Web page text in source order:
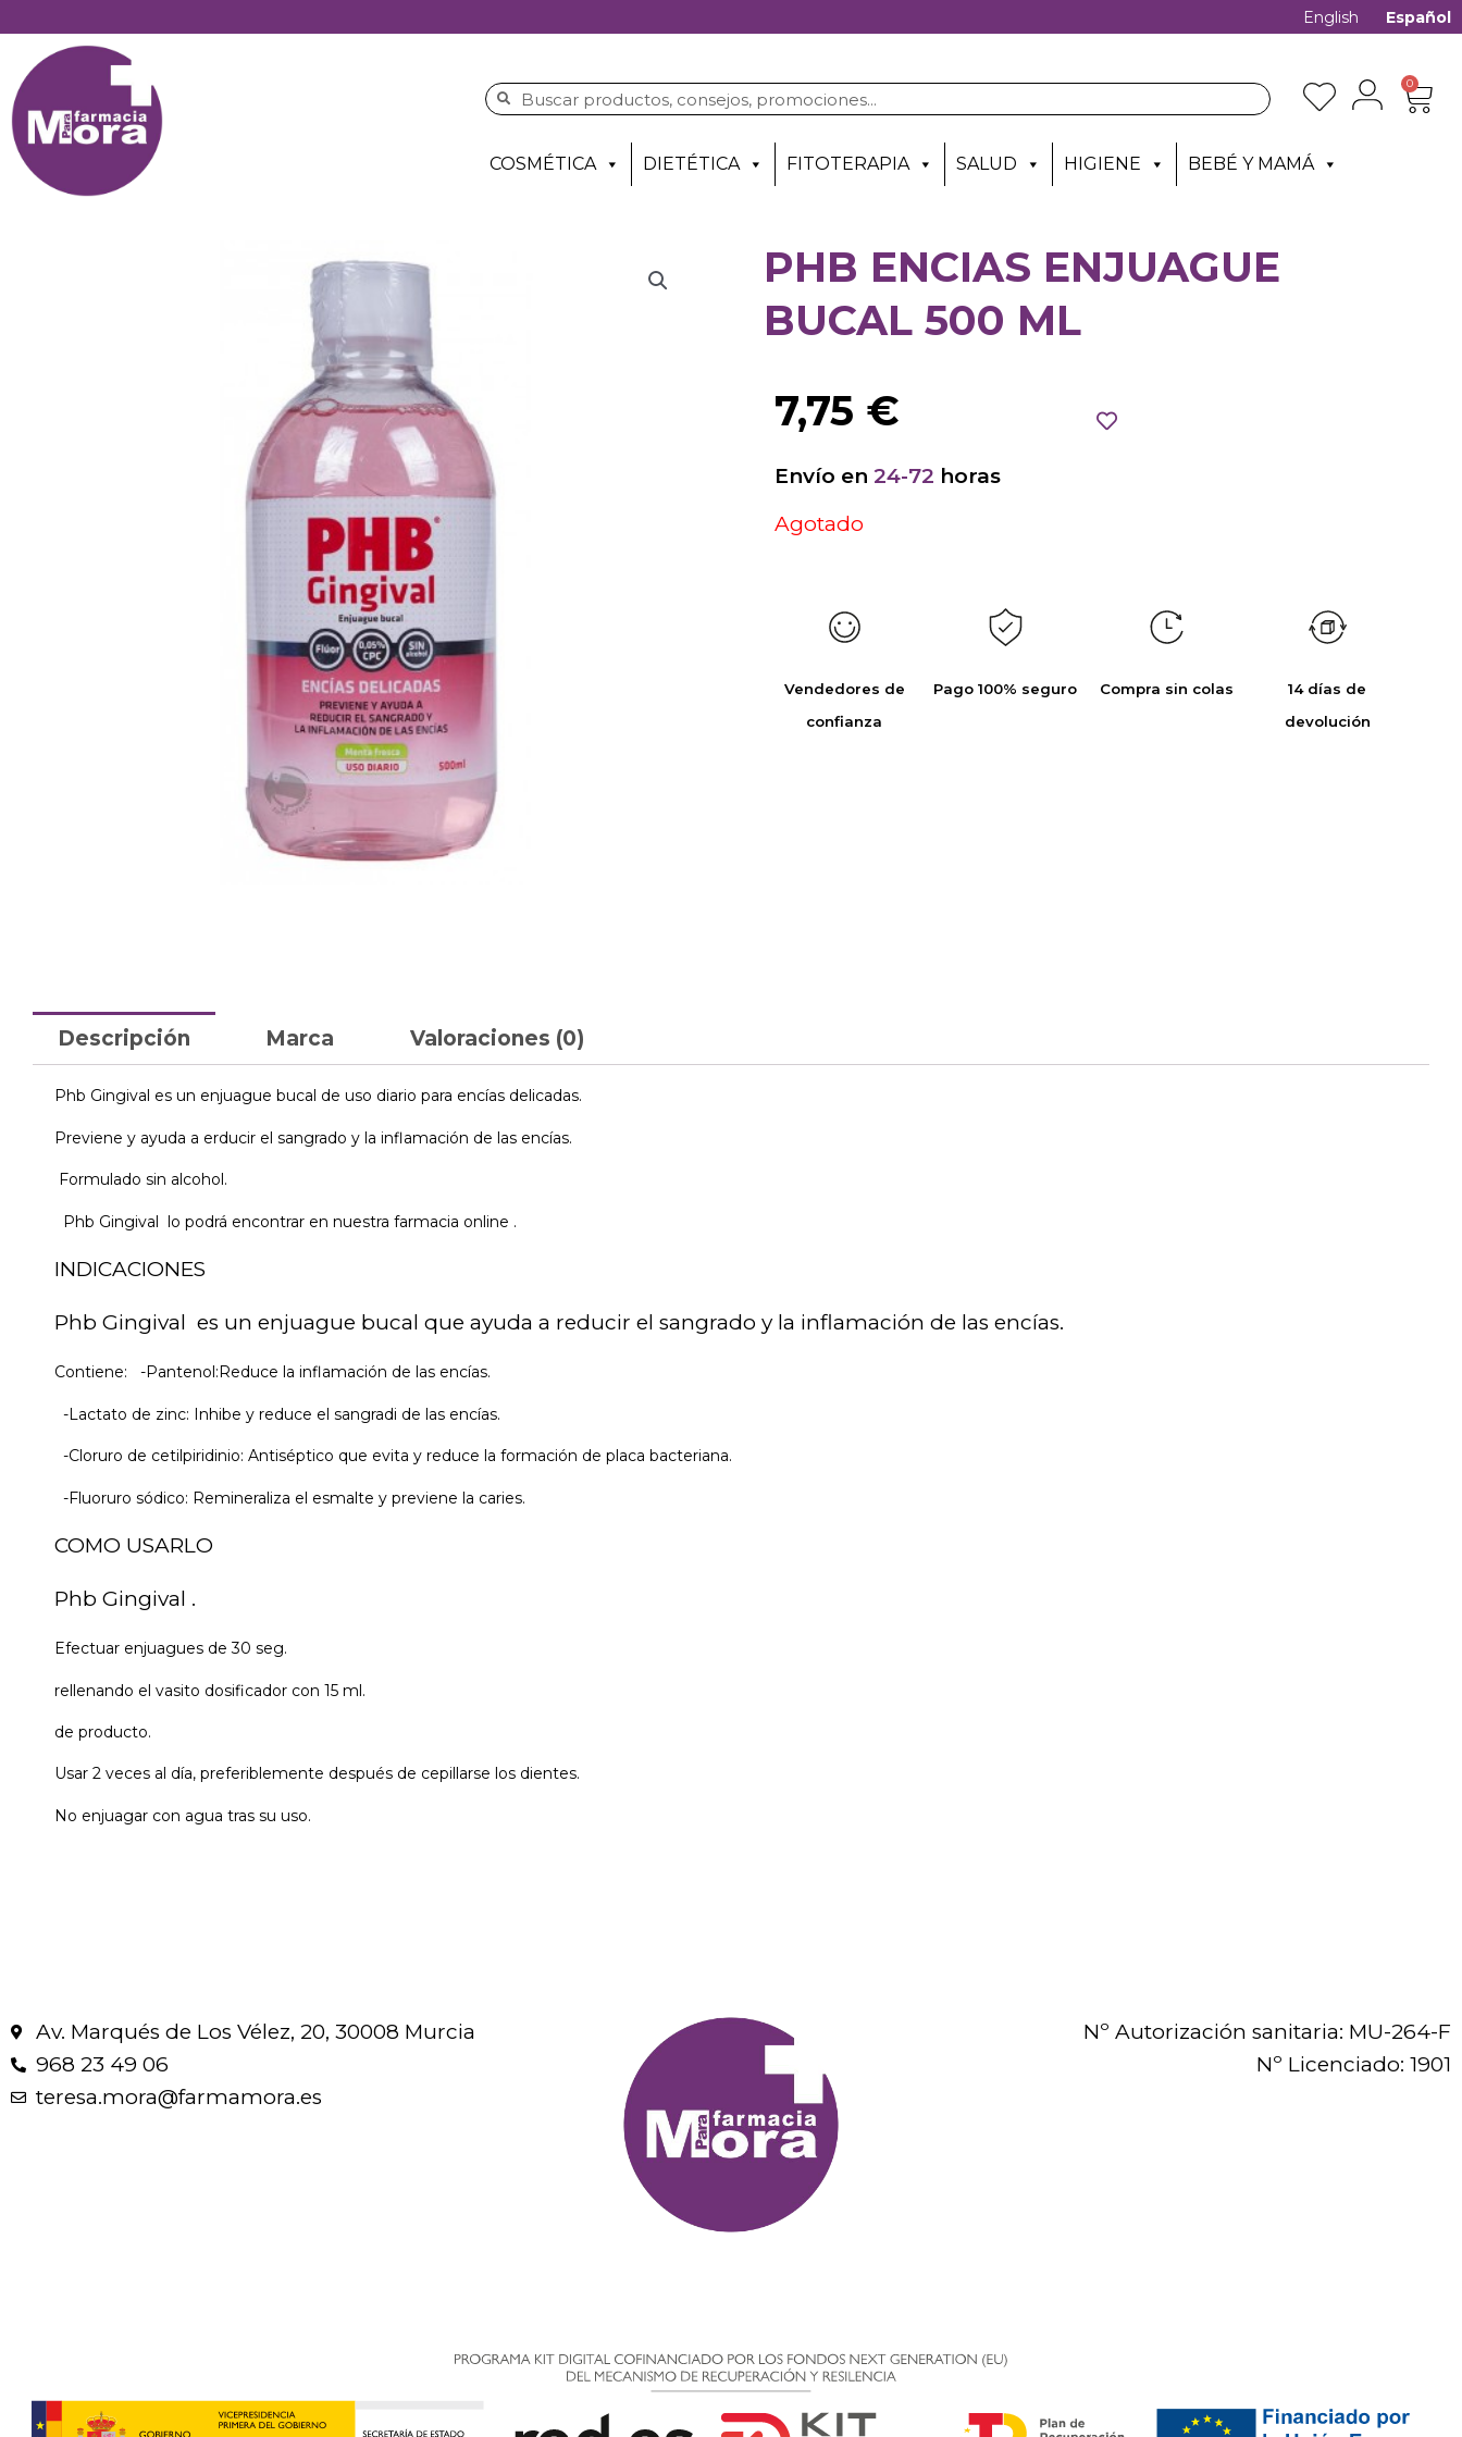
English Español
0
COSMÉTICA DIETÉTICA FITOTERAPIA SALUD HIGIENE BEBÉ Y MAMÁ
PHB ENCIAS ENJUAGUE
BUCAL 500 ML
7,75 €
Envío en 24-72 horas
Agotado
Vendedores de
confianza
Pago 100% seguro Compra sin colas
14 días de
devolución
Descripción Marca Valoraciones (0)
Phb Gingival es un enjuague bucal de uso diario para encías delicadas.
Previene y ayuda a erducir el sangrado y la inflamación de las encías.
Formulado sin alcohol.
Phb Gingival lo podrá encontrar en nuestra farmacia online .
INDICACIONES
Phb Gingival es un enjuague bucal que ayuda a reducir el sangrado y la inflamación de las encías.
Contiene: -Pantenol:Reduce la inflamación de las encías.
-Lactato de zinc: Inhibe y reduce el sangradi de las encías.
-Cloruro de cetilpiridinio: Antiséptico que evita y reduce la formación de placa bacteriana.
-Fluoruro sódico: Remineraliza el esmalte y previene la caries.
COMO USARLO
Phb Gingival .
Efectuar enjuagues de 30 seg.
rellenando el vasito dosificador con 15 ml.
de producto.
Usar 2 veces al día, preferiblemente después de cepillarse los dientes.
No enjuagar con agua tras su uso.
Av. Marqués de Los Vélez, 20, 30008 Murcia
968 23 49 06
teresa.mora@farmamora.es
Nº Autorización sanitaria: MU-264-F
Nº Licenciado: 1901